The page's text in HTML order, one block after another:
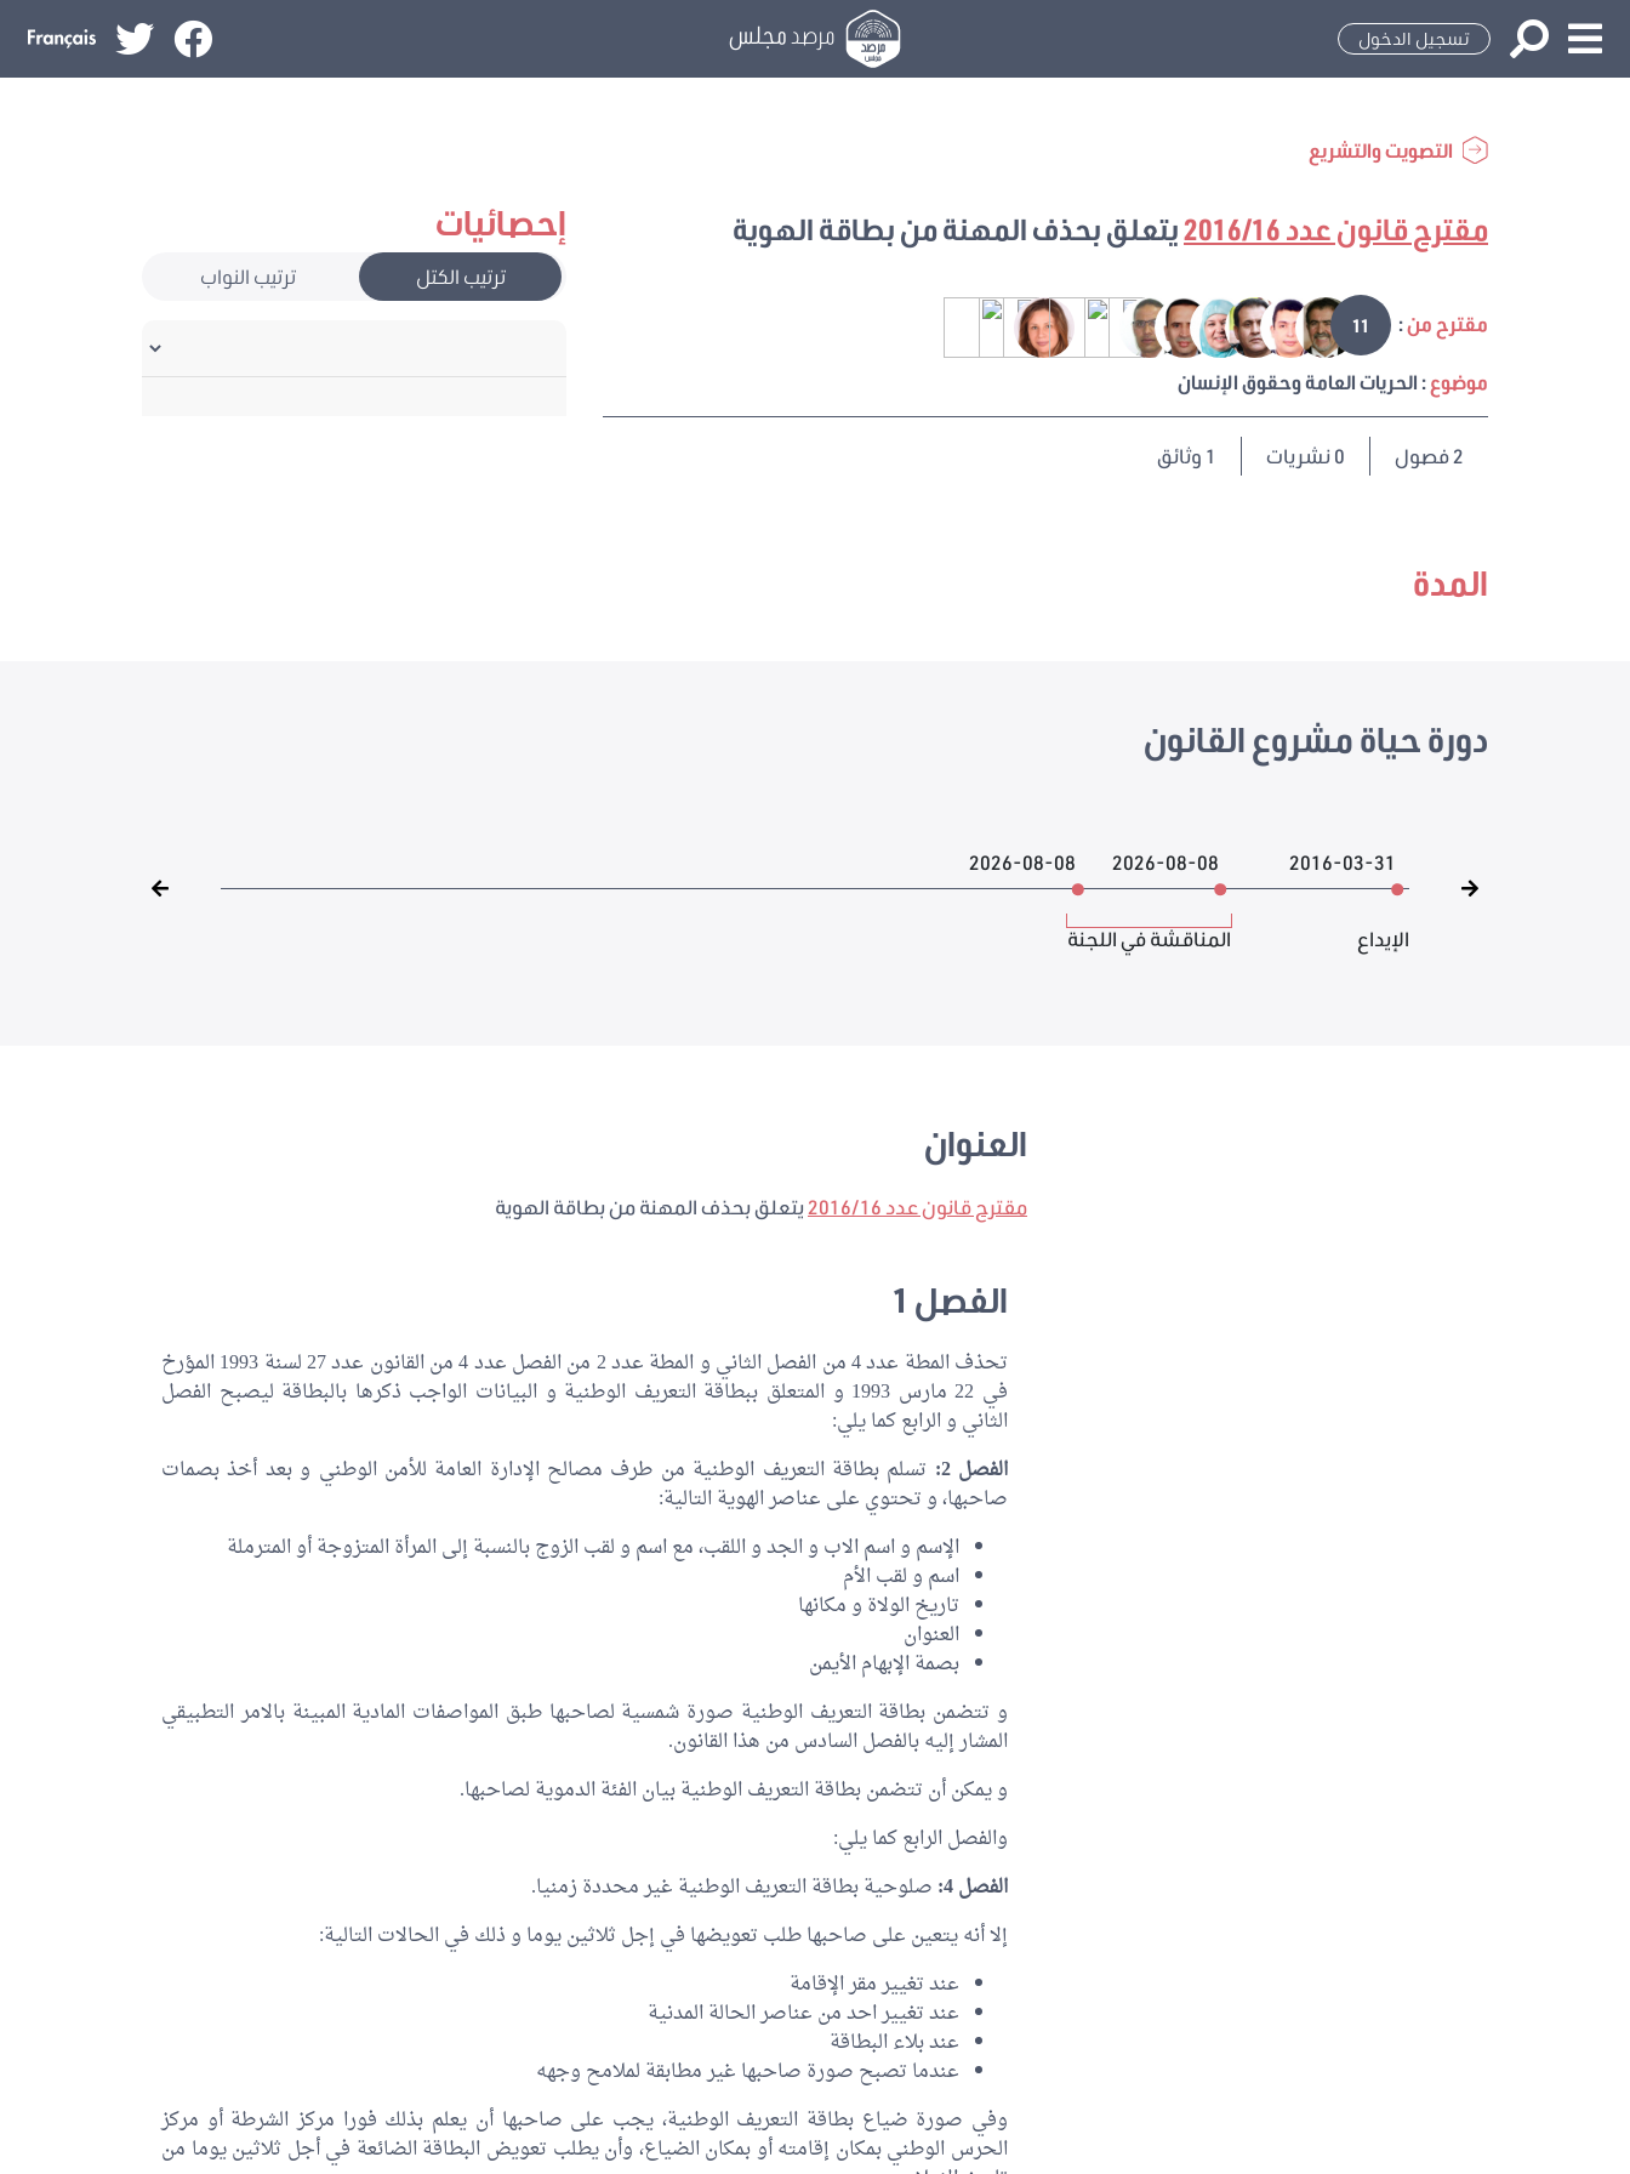
تسجيل الدخول مرصد مجلس
التصويت والتشريع
إحصائيات
ترتيب الكتل ترتيب النواب
مقترح قانون عدد 2016/16 يتعلق بحذف المهنة من بطاقة الهوية
مقترح من:
11
موضوع: الحريات العامة وحقوق الإنسان
2فصول 0 نشريات 1 وثائق
المدة
دورة حياة مشروع القانون
2016-03-31
الإيداع
2026-08-08
2026-08-08
المناقشة في اللجنة
العنوان
مقترح قانون عدد 2016/16 يتعلق بحذف المهنة من بطاقة الهوية
الفصل 1
تحذف المطة عدد 4 من الفصل الثاني و المطة عدد 2 من الفصل عدد 4 من القانون عدد 27 لسنة 1993 المؤرخ
في 22 مارس 1993 و المتعلق ببطاقة التعريف الوطنية و البيانات الواجب ذكرها بالبطاقة ليصبح الفصل
الثاني و الرابع كما يلي:
الفصل 2:
تسلم بطاقة التعريف الوطنية من طرف مصالح الإدارة العامة للأمن الوطني و بعد أخذ بصمات
صاحبها، و تحتوي على عناصر الهوية التالية:
الإسم و اسم الاب و الجد و اللقب، مع اسم و لقب الزوج بالنسبة إلى المرأة المتزوجة أو المترملة
اسم و لقب الأم
تاريخ الولاة و مكانها
العنوان
بصمة الإبهام الأيمن
و تتضمن بطاقة التعريف الوطنية صورة شمسية لصاحبها طبق المواصفات المادية المبينة بالامر التطبيقي
المشار إليه بالفصل السادس من هذا القانون.
و يمكن أن تتضمن بطاقة التعريف الوطنية بيان الفئة الدموية لصاحبها.
والفصل الرابع كما يلي:
الفصل 4:
صلوحية بطاقة التعريف الوطنية غير محددة زمنيا.
إلا أنه يتعين على صاحبها طلب تعويضها في إجل ثلاثين يوما و ذلك في الحالات التالية:
عند تغيير مقر الإقامة
عند تغيير احد من عناصر الحالة المدنية
عند بلاء البطاقة
عندما تصبح صورة صاحبها غير مطابقة لملامح وجهه
وفي صورة ضياع بطاقة التعريف الوطنية، يجب على صاحبها أن يعلم بذلك فورا مركز الشرطة أو مركز
الحرس الوطني بمكان إقامته أو بمكان الضياع، وأن يطلب تعويض البطاقة الضائعة في أجل ثلاثين يوما من